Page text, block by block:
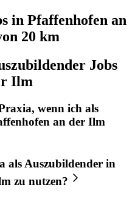
in Pfaffenhofen an
20 km
Jobs
Ilm
, wenn ich als
an der Ilm
alsAuszubildender in
zu nutzen?